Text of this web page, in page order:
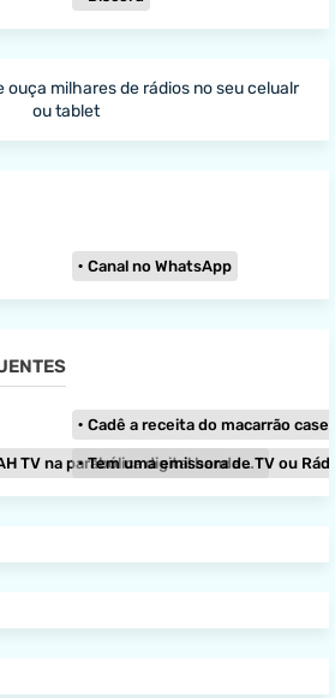
Canal no WhatsApp
Cadê a receita do macarrão caseiro
TV na parabólica digital banda KU?
Tem uma emissora de TV ou Rádio